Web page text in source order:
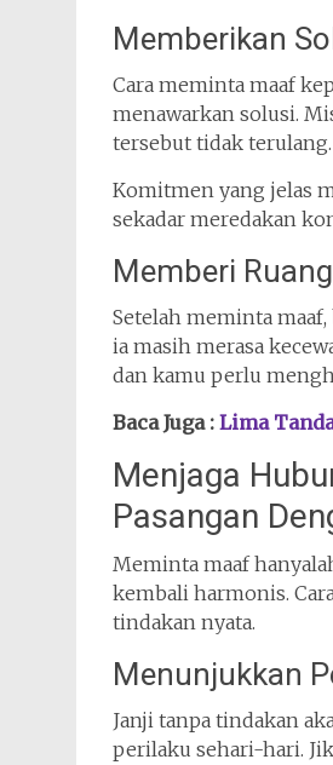
Memberikan
Cara meminta maaf
menawarkan solusi.
tersebut tidak terulang.
Komitmen yang jelas
sekadar meredakan
Memberi
Setelah meminta
ia masih merasa
dan kamu perlu
Baca Juga : Lima
Menjaga
Pasangan
Meminta maaf
kembali harmonis.
tindakan nyata.
Menunjukkan
Janji tanpa tindakan
perilaku sehari-hari.